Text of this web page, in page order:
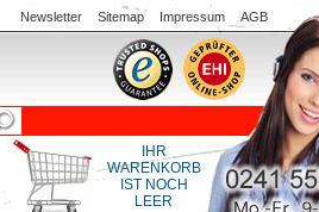
Newsletter Sitemap Impressum AGB
IHR
WARENKORB
IST NOCH
LEER